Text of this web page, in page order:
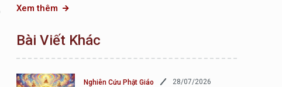
Xem thêm
Bài Viết Khác
Nghiên Cứu Phật Giáo 28/07/2026